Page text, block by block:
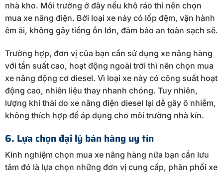
nhà kho. Môi trường ở đây nếu khô ráo thì nên chọn
mua xe nâng điện. Bởi loại xe này có lốp đệm, vận hành
êm ái, không gây tiếng ồn lớn, đảm bảo an toàn sạch sẽ.
Trường hợp, đơn vị của bạn cần sử dụng xe nâng hàng
với tần suất cao, hoạt động ngoài trời thì nên chọn mua
xe nâng động cơ diesel. Vì loại xe này có công suất hoạt
động cao, nhiên liệu thay nhanh chóng. Tuy nhiên,
lượng khí thải do xe nâng điện diesel lại dễ gây ô nhiễm,
không thích hợp để áp dụng cho môi trường nhà kín.
6. Lựa chọn đại lý bán hàng uy tín
Kinh nghiệm chọn mua xe nâng hàng nữa bạn cần lưu
tâm đó là lựa chọn những đơn vị cung cấp, phân phối xe